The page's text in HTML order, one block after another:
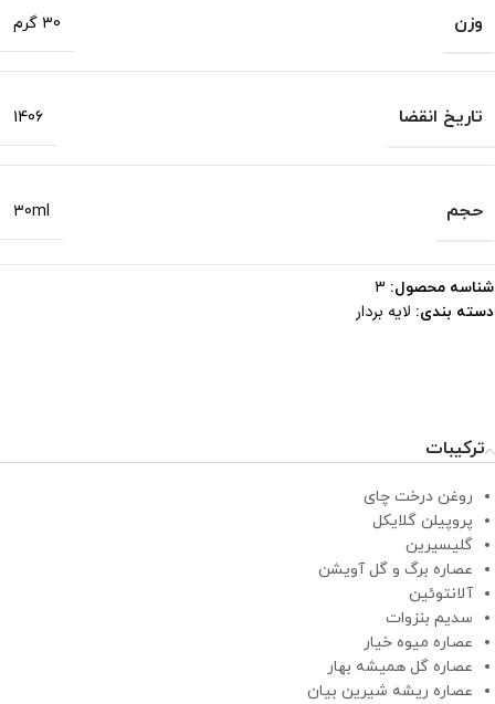
وزن 30 گرم
تاریخ انقضا 1406
حجم 30ml
شناسه محصول: 3
دسته بندی: لایه بردار
ترکیبات
روغن درخت چای
پروپیلن گلایکل
گلیسیرین
عصاره برگ و گل آویشن
آلانتوئین
سدیم بنزوات
عصاره میوه خیار
عصاره گل همیشه بهار
عصاره ریشه شیرین بیان